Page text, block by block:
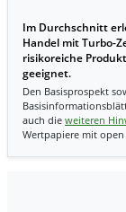
Im Durchschnitt
Handel mit Turbo-
risikoreiche
geeignet.
Den Basisprospekt
auch die weiteren
Wertpapiere mit